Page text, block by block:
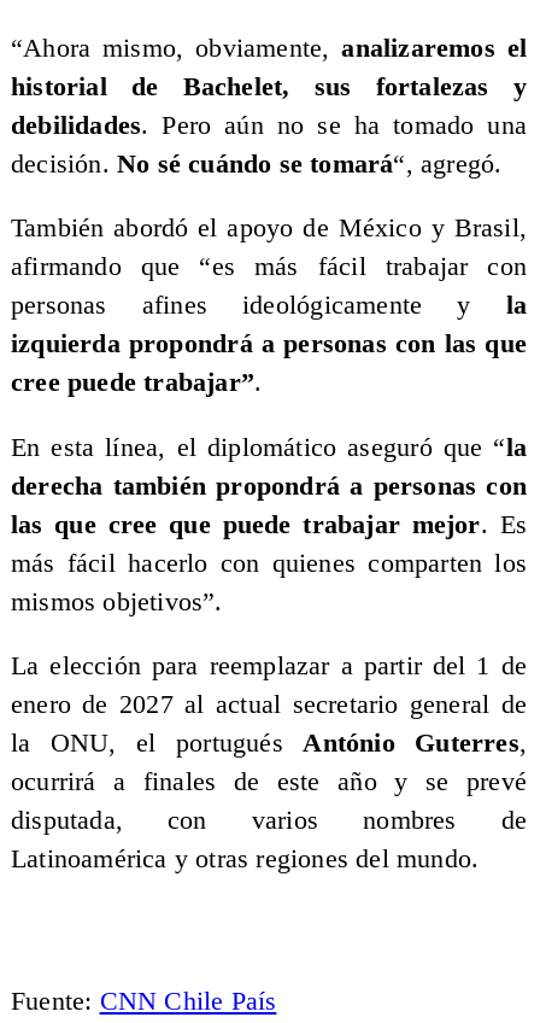
“Ahora mismo, obviamente,analizaremos el
historial de Bachelet, sus fortalezas y
debilidades. Pero aún no se ha tomado una
decisión. No sé cuándo se tomará“, agregó.
También abordó el apoyo de México y Brasil,
afirmando que “es más fácil trabajar con
personas afines ideológicamente y la
izquierda propondrá a personas con las que
cree puede trabajar”.
En esta línea, el diplomático aseguró que “la
derecha también propondrá a personas con
las que cree que puede trabajar mejor. Es
más fácil hacerlo con quienes comparten los
mismos objetivos”.
La elección para reemplazar a partir del 1 de
enero de 2027 al actual secretario general de
la ONU, el portuguésAntónio Guterres,
ocurrirá a finales de este año y se prevé
disputada, con varios nombres de
Latinoamérica y otras regiones del mundo.
Fuente: CNN Chile País